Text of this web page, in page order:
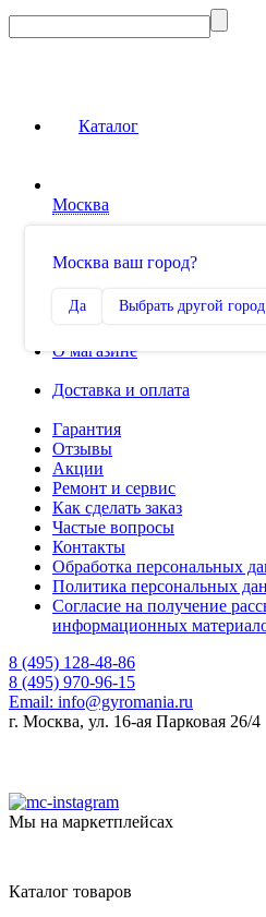
Каталог
Москва
Москва ваш город?
Да Выбрать другой город
0
Избранное
О магазине
Доставка и оплата
Гарантия
Отзывы
Акции
Ремонт и сервис
Как сделать заказ
Частые вопросы
Контакты
Обработка персональных
Политика персональных
Согласие на получение
информационных
8 (495) 128-48-86
8 (495) 970-96-15
Email: info@gyromania.ru
г. Москва, ул. 16-ая Парковая 26/4
Мы на маркетплейсах
Каталог товаров